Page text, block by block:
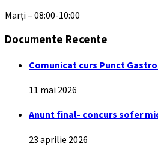
Marți – 08:00-10:00
Documente Recente
Comunicat curs Punct
11 mai 2026
Anunt final- concurs sofer
23 aprilie 2026